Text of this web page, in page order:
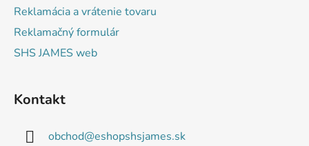
Reklamácia a vrátenie tovaru
Reklamačný formulár
SHS JAMES web
Kontakt
obchod@eshopshsjames.sk